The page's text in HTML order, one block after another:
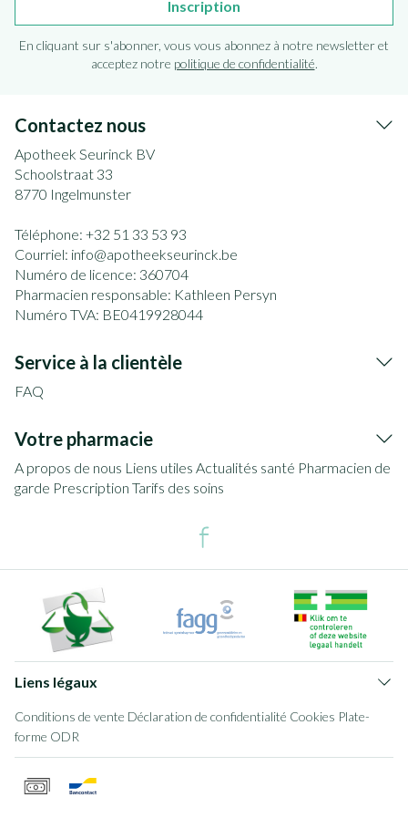
Inscription
En cliquant sur s'abonner, vous vous abonnez à notre newsletter et
acceptez notre politique de confidentialité.
Contactez nous
Apotheek Seurinck BV
Schoolstraat 33
8770 Ingelmunster
Téléphone: +32 51 33 53 93
Courriel: info@apotheekseurinck.be
Numéro de licence: 360704
Pharmacien responsable: Kathleen Persyn
Numéro TVA: BE0419928044
Service à la clientèle
FAQ
Votre pharmacie
A propos de nous Liens utiles Actualités santé Pharmacien de
garde Prescription Tarifs des soins
Liens légaux
Conditions de vente Déclaration de confidentialité Cookies Plate-
forme ODR